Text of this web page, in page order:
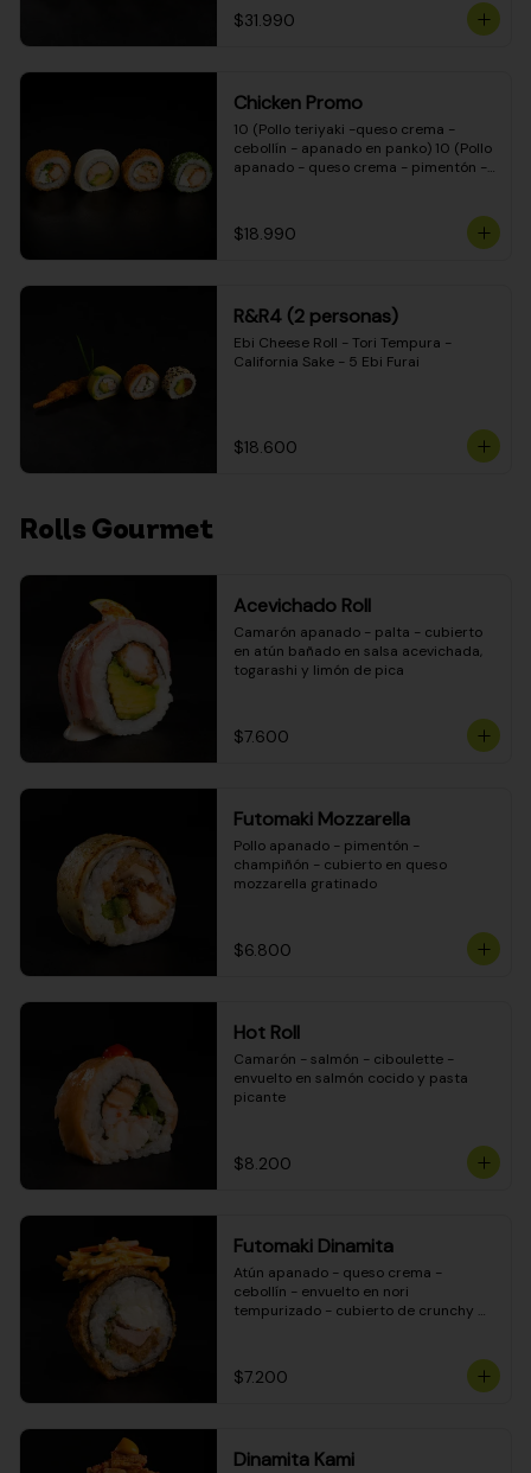
envuelto en queso crema) 10
(Camarón - queso crema - cebollín -
teriyaki - queso crema - cebollín -
envuelto en masa tempura) 10
(Pimentón - queso crema - cebollín -
envuelto en masa tempura)
$31.990
Chicken Promo
10 (Pollo teriyaki -queso crema -
cebollín - apanado en panko) 10 (Pollo
apanado - queso crema - pimentón -
ciboulette) 10 (Pollo teriyaki - palta -
envuelto en queso crema)
$18.990
R&R4 (2 personas)
Ebi Cheese Roll - Tori Tempura -
California Sake - 5 Ebi Furai
$18.600
Rolls Gourmet
Acevichado Roll
Camarón apanado - palta - cubierto
en atún bañado en salsa acevichada,
togarashi y limón de pica
$7.600
Futomaki Mozzarella
Pollo apanado - pimentón -
champiñón - cubierto en queso
mozzarella gratinado
$6.800
Hot Roll
Camarón - salmón - ciboulette -
envuelto en salmón cocido y pasta
picante
$8.200
Futomaki Dinamita
Atún apanado - queso crema -
cebollín - envuelto en nori
tempurizado - cubierto de crunchy
$7.200
Dinamita Kami